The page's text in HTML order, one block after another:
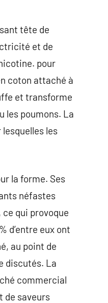
tête de
et de
pour
coton attaché à
et transforme
les poumons. La
les
la forme. Ses
néfastes
ce qui provoque
d’entre eux ont
au point de
discutés. La
commercial
de saveurs